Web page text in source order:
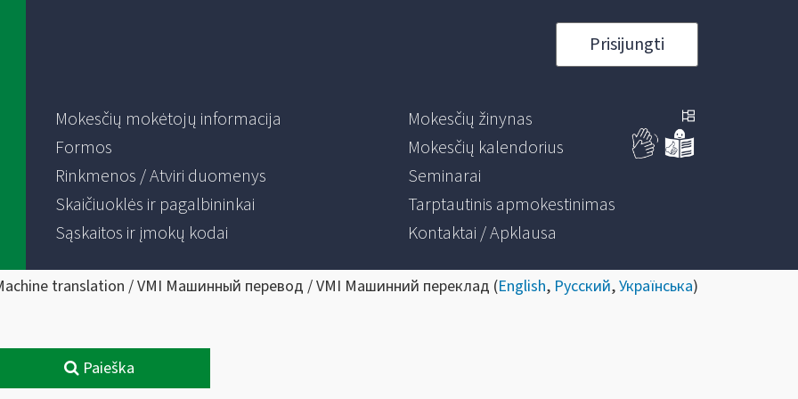
Prisijungti
Mokesčių mokėtojų informacija
Formos
Rinkmenos / Atviri duomenys
Skaičiuoklės ir pagalbininkai
Sąskaitos ir įmokų kodai
Mokesčių žinynas
Mokesčių kalendorius
Seminarai
Tarptautinis apmokestinimas
Kontaktai / Apklausa
translation / VMI Машинный перевод / VMI Машинний переклад (English, Русский,Українська)
Paieška